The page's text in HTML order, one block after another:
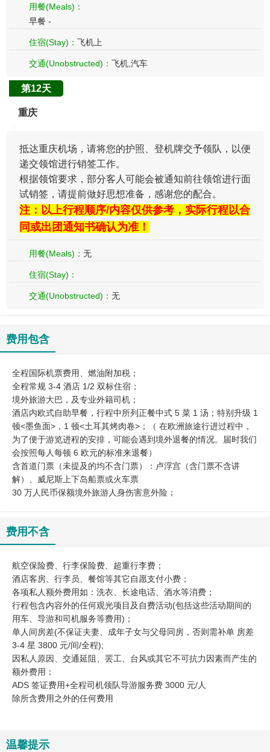
用餐(Meals)：
早餐 -
住宿(Stay)： 飞机上
交通(Unobstructed)： 飞机,汽车
第12天
重庆
抵达重庆机场，请将您的护照、登机牌交予领队，以便
递交领馆进行销签工作。
根据领馆要求，部分客人可能会被通知前往领馆进行面
试销签，请提前做好思想准备，感谢您的配合。
注：以上行程顺序/内容仅供参考，实际行程以合
同或出团通知书确认为准！
用餐(Meals)： 无
住宿(Stay)：
交通(Unobstructed)： 无
费用包含
全程国际机票费用、燃油附加税；
全程常规 3-4 酒店 1/2 双标住宿；
境外旅游大巴，及专业外籍司机；
酒店内欧式自助早餐，行程中所列正餐中式 5 菜 1 汤；特别升级 1
顿<墨鱼面>，1 顿<土耳其烤肉卷>；（ 在欧洲旅途行进过程中，
为了便于游览进程的安排，可能会遇到境外退餐的情况。届时我们
会按照每人每顿 6 欧元的标准来退餐）
含首道门票（未提及的均不含门票）：卢浮宫（含门票不含讲
解）、威尼斯上下岛船票或火车票
30 万人民币保额境外旅游人身伤害意外险；
费用不含
航空保险费、行李保险费、超重行李费；
酒店客房、行李员、餐馆等其它自愿支付小费；
各项私人额外费用如：洗衣、长途电话、酒水等消费；
行程包含内容外的任何观光项目及自费活动(包括这些活动期间的
用车、导游和司机服务等费用)；
单人间房差(不保证夫妻、成年子女与父母同房，否则需补单 房差
3-4 星 3800 元/间/全程);
因私人原因、交通延阻、罢工、台风或其它不可抗力因素而产生的
额外费用；
ADS 签证费用+全程司机领队导游服务费 3000 元/人
除所含费用之外的任何费用
温馨提示